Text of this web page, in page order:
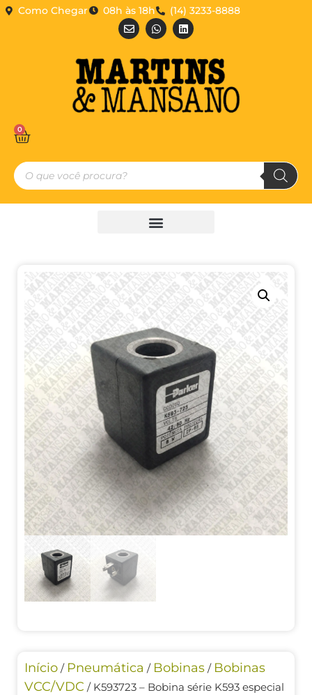
Como Chegar 08h às 18h (14) 3233-8888
0
Início / Pneumática / Bobinas / Bobinas
VCC/VDC / K593723 – Bobina série K593 especial